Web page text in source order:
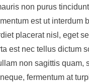
non purus
est ut interdum
placerat nisl, eget
est nec tellus dictum
non sagittis quam,
fermentum at